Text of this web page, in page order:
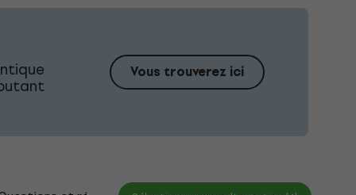
Vous trouverez ici